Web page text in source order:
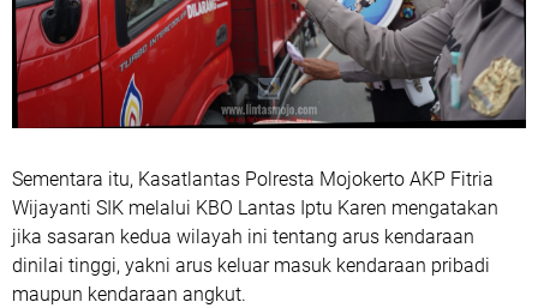
Sementara itu, Kasatlantas Polresta Mojokerto AKP Fitria
Wijayanti SIK melalui KBO Lantas Iptu Karen mengatakan
jika sasaran kedua wilayah ini tentang arus kendaraan
dinilai tinggi, yakni arus keluar masuk kendaraan pribadi
maupun kendaraan angkut.